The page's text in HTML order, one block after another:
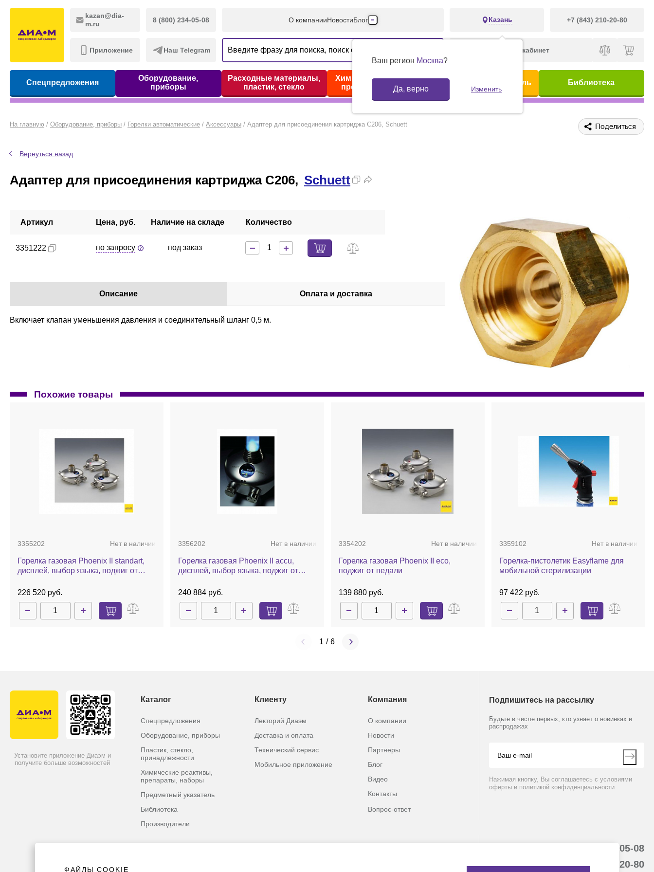
kazan@dia-
m.ru
8 (800) 234-05-08
Приложение Наш Telegram
О компанииНовостиБлог
Производители
Партнеры
Контакты
Казань +7 (843) 210-20-80
Ваш регион Москва?
Да, верно Изменить
Личный кабинет
Спецпредложения
Оборудование,
приборы
Расходные материалы,
пластик, стекло
Химические реактивы,
препараты, наборы
Предметный указатель Библиотека
На главную / Оборудование, приборы / Горелки автоматические / Аксессуары / Адаптер для присоединения картриджа С206, Schuett Поделиться
Вернуться назад
Адаптер для присоединения картриджа С206, Schuett
Артикул Цена, руб. Наличие на складе Количество
3351222 по запросу под заказ
Описание Оплата и доставка
Включает клапан уменьшения давления и соединительный шланг 0,5 м.
Похожие товары
3355202 Нет в наличии
Горелка газовая Phoenix II standart,
дисплей, выбор языка, поджиг от
226 520 руб.
3356202 Нет в наличии
Горелка газовая Phoenix II accu,
дисплей, выбор языка, поджиг от
240 884 руб.
3354202 Нет в наличии
Горелка газовая Phoenix II eco,
поджиг от педали
139 880 руб.
3359102 Нет в наличии
Горелка-пистолетик Easyflame для
мобильной стерилизации
97 422 руб.
1 / 6
Установите приложение Диаэм и
получите больше возможностей
Каталог
Спецпредложения
Оборудование, приборы
Пластик, стекло,
принадлежности
Химические реактивы,
препараты, наборы
Предметный указатель
Библиотека
Производители
Клиенту
Лекторий Диаэм
Доставка и оплата
Технический сервис
Мобильное приложение
Компания
О компании
Новости
Партнеры
Блог
Видео
Контакты
Вопрос-ответ
Подпишитесь на рассылку
Будьте в числе первых, кто узнает о новинках и
распродажах
Нажимая кнопку, Вы соглашаетесь с условиями
оферты и политикой конфиденциальности
8 (800) 234-05-08
+7 (843) 210-20-80
ФАЙЛЫ COOKIE